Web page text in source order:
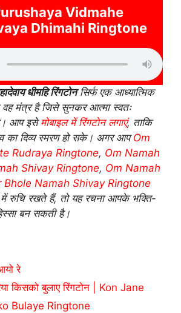
Vidmahe
Dhimahi Ringtone
धीमहि रिंगटोनसिर्फ एक आध्यात्मिक
वह मंत्र है जिसे सुनकर आत्मा स्वतः
है। आप इसेमोबाइल में रिंगटोन लगाएं, ताकि
का दिव्य स्मरण हो सके। अगर आपOm
Rudraya Ringtone, Om Namah
Shivay Ringtone, Om Namah
Bhole Namah Shivay Ringtone
में रुचि रखते हैं, तो यह रचना आपके भक्ति-
बन सकती है।
रे
किसको बुलाए रिंगटोन | Kon Jane
Bulaye Ringtone